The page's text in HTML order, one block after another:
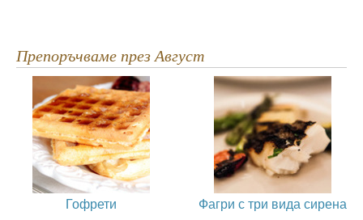
Препоръчваме през Август
Гофрети Фагри с три вида сирена